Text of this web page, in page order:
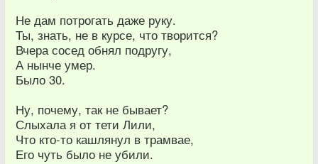
Не дам потрогать даже руку.
Ты, знать, не в курсе, что творится?
Вчера сосед обнял подругу,
А нынче умер.
Было 30.
Ну, почему, так не бывает?
Слыхала я от тети Лили,
Что кто-то кашлянул в трамвае,
Его чуть было не убили.